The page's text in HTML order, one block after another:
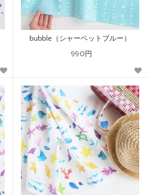
bubble（シャーベットブルー）
990円